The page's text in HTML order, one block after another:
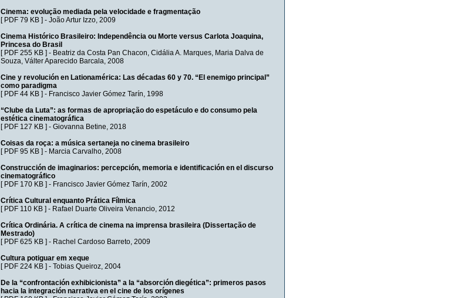
Cinema: evolução mediada pela velocidade e fragmentação
[ PDF 79 KB] - João Artur Izzo, 2009
Cinema Histórico Brasileiro: Independência ou Morte versus Carlota Joaquina,
Princesa do Brasil
[ PDF 255 KB] - Beatriz da Costa Pan Chacon, Cidália A. Marques, Maria Dalva de
Souza, Válter Aparecido Barcala, 2008
Cine y revolución en Lationamérica: Las décadas 60 y 70. “El enemigo principal”
como paradigma
[ PDF 44 KB] - Francisco Javier Gómez Tarín, 1998
“Clube da Luta”: as formas de apropriação do espetáculo e do consumo pela
estética cinematográfica
[ PDF 127 KB] - Giovanna Betine, 2018
Coisas da roça: a música sertaneja no cinema brasileiro
[ PDF 95 KB] - Marcia Carvalho, 2008
Construcción de imaginarios: percepción, memoria e identificación en el discurso
cinematográfico
[ PDF 170 KB] - Francisco Javier Gómez Tarín, 2002
Crítica Cultural enquanto Prática Fílmica
[ PDF 110 KB] - Rafael Duarte Oliveira Venancio, 2012
Crítica Ordinária. A crítica de cinema na imprensa brasileira (Dissertação de
Mestrado)
[ PDF 625 KB] - Rachel Cardoso Barreto, 2009
Cultura potiguar em xeque
[ PDF 224 KB] - Tobias Queiroz, 2004
De la “confrontación exhibicionista” a la “absorción diegética”: primeros pasos
hacia la integración narrativa en el cine de los orígenes